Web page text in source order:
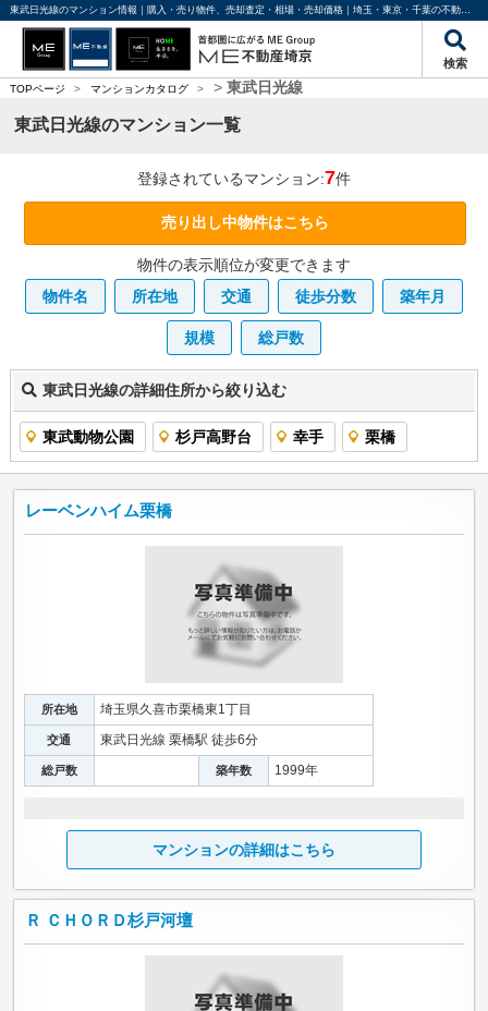
東武日光線のマンション情報｜購入・売り物件、売却査定・相場・売却価格｜埼玉・東京・千葉の不動産のことならME不動産埼京
検索
TOPページ > マンションカタログ > > 東武日光線
東武日光線のマンション一覧
登録されているマンション:7件
売り出し中物件はこちら
物件の表示順位が変更できます
物件名
所在地 交通 徒歩分数 築年月
規模 総戸数
東武日光線の詳細住所から絞り込む
東武動物公園 杉戸高野台 幸手 栗橋
レーベンハイム栗橋
所在地 埼玉県久喜市栗橋東1丁目
交通 東武日光線 栗橋駅 徒歩6分
総戸数 築年数 1999年
マンションの詳細はこちら
Ｒ ＣＨＯＲＤ杉戸河壇